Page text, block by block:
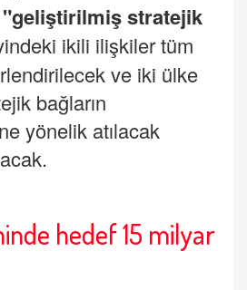
"geliştirilmiş stratejik
ikili ilişkiler tüm
ve iki ülke
bağların
yönelik atılacak
hedef 15 milyar